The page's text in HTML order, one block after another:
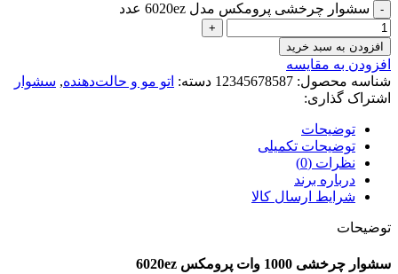
سشوار چرخشی پرومکس مدل 6020ez عدد
افزودن به سبد خرید
افزودن به مقایسه
شناسه محصول: 12345678587 دسته: اتو مو و حالت‌دهنده, سشوار
اشتراک گذاری:
توضیحات
توضیحات تکمیلی
نظرات (0)
درباره برند
شرایط ارسال کالا
توضیحات
سشوار چرخشی 1000 وات پرومکس 6020ez